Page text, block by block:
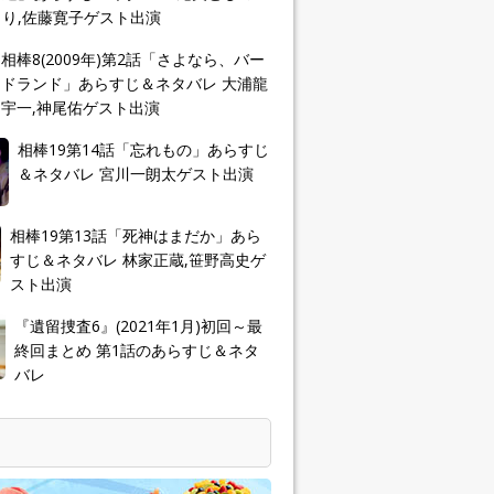
り,佐藤寛子ゲスト出演
相棒8(2009年)第2話「さよなら、バー
ドランド」あらすじ＆ネタバレ 大浦龍
宇一,神尾佑ゲスト出演
相棒19第14話「忘れもの」あらすじ
＆ネタバレ 宮川一朗太ゲスト出演
相棒19第13話「死神はまだか」あら
すじ＆ネタバレ 林家正蔵,笹野高史ゲ
スト出演
『遺留捜査6』(2021年1月)初回～最
終回まとめ 第1話のあらすじ＆ネタ
バレ